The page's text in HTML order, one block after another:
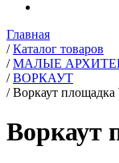
Главная
/ Каталог товаров
/ МАЛЫЕ
/ ВОРКАУТ
/ Воркаут площадка
Воркаут